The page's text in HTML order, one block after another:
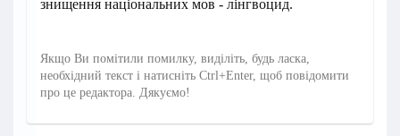
знищення національних мов - лінгвоцид.
Якщо Ви помітили помилку, виділіть, будь ласка,
необхідний текст і натисніть Ctrl+Enter, щоб повідомити
про це редактора. Дякуємо!